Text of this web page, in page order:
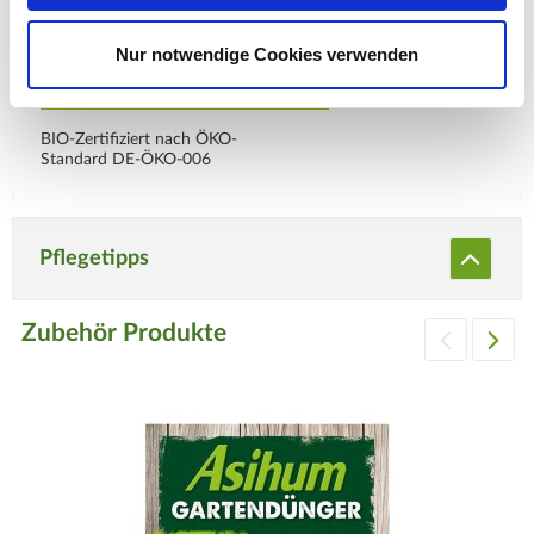
Nur notwendige Cookies verwenden
BIO-Zertifiziert nach ÖKO-
Standard DE-ÖKO-006
Pflegetipps
Produktspezifisch
Durchlässig, humos und nährstoffreich.
Zubehör Produkte